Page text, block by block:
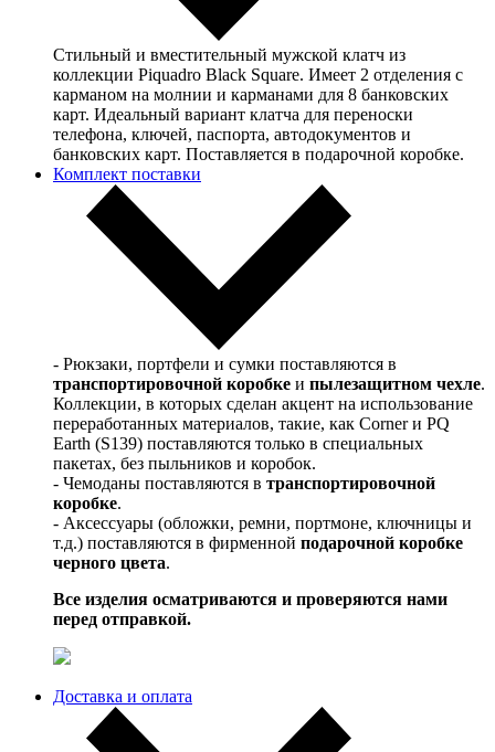
Стильный и вместительный мужской клатч из
коллекции Piquadro Black Square. Имеет 2 отделения с
карманом на молнии и карманами для 8 банковских
карт. Идеальный вариант клатча для переноски
телефона, ключей, паспорта, автодокументов и
банковских карт. Поставляется в подарочной коробке.
Комплект поставки
- Рюкзаки, портфели и сумки поставляются в
транспортировочной коробке и пылезащитном чехле.
Коллекции, в которых сделан акцент на использование
переработанных материалов, такие, как Corner и PQ
Earth (S139) поставляются только в специальных
пакетах, без пыльников и коробок.
- Чемоданы поставляются в транспортировочной
коробке.
- Аксессуары (обложки, ремни, портмоне, ключницы и
т.д.) поставляются в фирменной подарочной коробке
черного цвета.
Все изделия осматриваются и проверяются нами
перед отправкой.
Доставка и оплата